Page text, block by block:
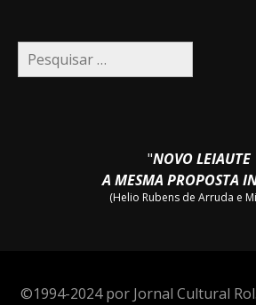
Pesquisar
por:
"NOVO LEIAUTE
A MESMA PROPOSTA
(Helio Rubens de Arruda e
©1994-2024 por Jornal Cultural